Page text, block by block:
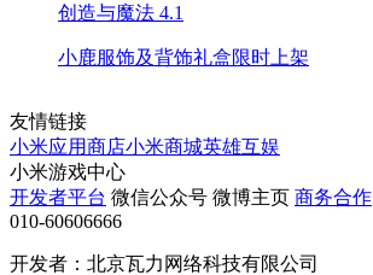
创造与魔法 4.1
小鹿服饰及背饰礼盒限时上架
友情链接
小米应用商店小米商城英雄互娱
小米游戏中心
开发者平台 微信公众号 微博主页 商务合作
010-60606666
开发者：北京瓦力网络科技有限公司